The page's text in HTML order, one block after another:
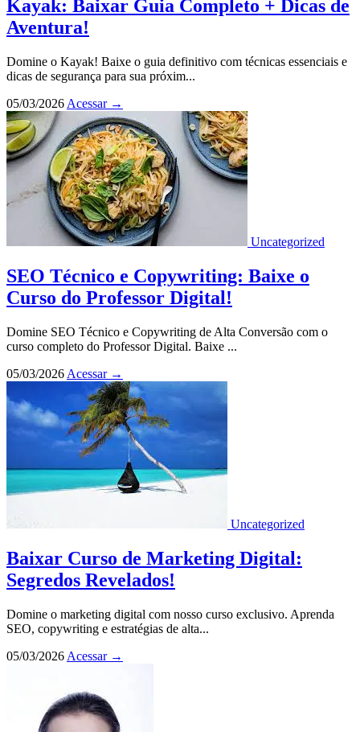
Kayak: Baixar Guia Completo + Dicas de
Aventura!
Domine o Kayak! Baixe o guia definitivo com técnicas essenciais e
dicas de segurança para sua próxim...
05/03/2026 Acessar →
Uncategorized
SEO Técnico e Copywriting: Baixe o
Curso do Professor Digital!
Domine SEO Técnico e Copywriting de Alta Conversão com o
curso completo do Professor Digital. Baixe ...
05/03/2026 Acessar →
Uncategorized
Baixar Curso de Marketing Digital:
Segredos Revelados!
Domine o marketing digital com nosso curso exclusivo. Aprenda
SEO, copywriting e estratégias de alta...
05/03/2026 Acessar →